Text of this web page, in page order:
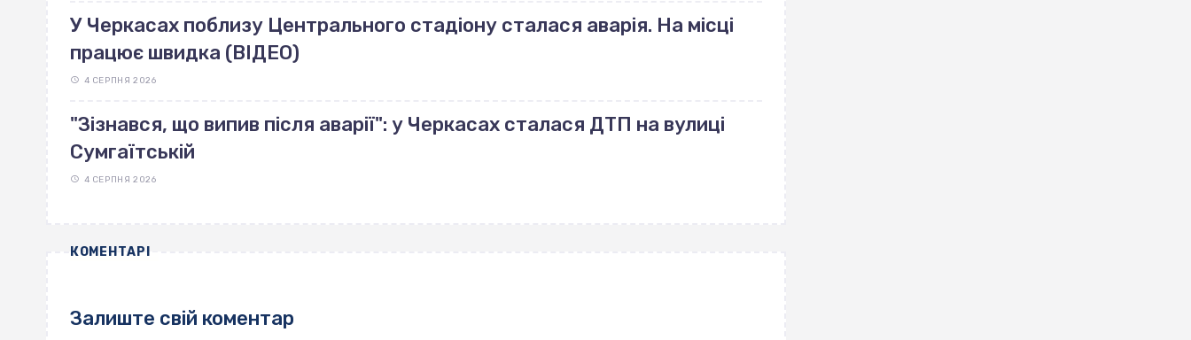
У Черкасах поблизу Центрального стадіону сталася аварія. На місці
працює швидка (ВІДЕО)
4 СЕРПНЯ 2026
"Зізнався, що випив після аварії": у Черкасах сталася ДТП на вулиці
Сумгаїтській
4 СЕРПНЯ 2026
КОМЕНТАРІ
Залиште свій коментар